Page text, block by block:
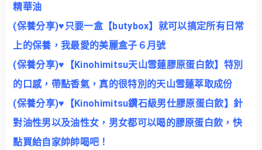
精華油
(保養分享)♥只要一盒【butybox】就可以搞定所有日常
上的保養，我最愛的美麗盒子６月號
(保養分享)♥【Kinohimitsu天山雪蓮膠原蛋白飲】特別
的口感，帶點香氣，真的很特別的天山雪蓮萃取成份
(保養分享)♥【Kinohimitsu鑽石級男仕膠原蛋白飲】針
對油性男以及油性女，男女都可以喝的膠原蛋白飲，快
點買給自家帥帥喝吧！